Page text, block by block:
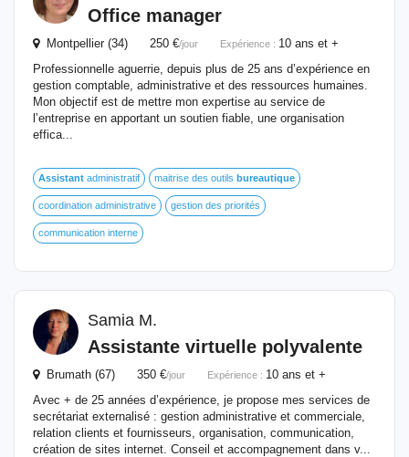
Office manager
Montpellier (34) 250 €/jour Expérience : 10 ans et +
Professionnelle aguerrie, depuis plus de 25 ans d’expérience en
gestion comptable, administrative et des ressources humaines.
Mon objectif est de mettre mon expertise au service de
l’entreprise en apportant un soutien fiable, une organisation
effica...
Assistant administratif maitrise des outils bureautique
coordination administrative gestion des priorités
communication interne
Samia M.
Assistante virtuelle polyvalente
Brumath (67) 350 €/jour Expérience : 10 ans et +
Avec + de 25 années d’expérience, je propose mes services de
secrétariat externalisé : gestion administrative et commerciale,
relation clients et fournisseurs, organisation, communication,
création de sites internet. Conseil et accompagnement dans v...